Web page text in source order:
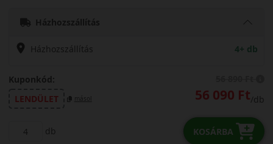
Házhozszállítás
Házhozszállítás 4+ db
Kuponkód:
LENDÜLET
másol 56 090 Ft/db
db KOSÁRBA